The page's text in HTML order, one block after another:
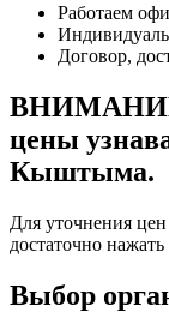
Работаем
Договор,
цены
Кыштыма.
Для уточнения
достаточно
Выбор